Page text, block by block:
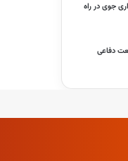
جوی در راه
دفاعی